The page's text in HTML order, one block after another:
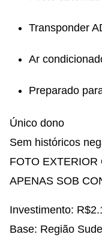
⁠Transponder
⁠Ar
⁠Preparado
⁠Único dono
⁠Sem históricos
FOTO
APENAS SOB
Investimento:
Base: Região